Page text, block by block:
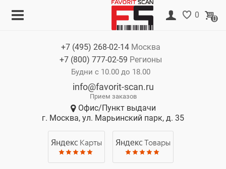
0 0
+7 (495) 268-02-14 Москва
+7 (800) 777-02-59 Регионы
Будни с 10.00 до 18.00
info@favorit-scan.ru
Прием заказов
Офис/Пункт выдачи
г. Москва, ул. Марьинский парк, д. 35
Яндекс Карты Яндекс Товары
Корзина
Нет товаров